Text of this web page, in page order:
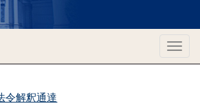
令解釈通達